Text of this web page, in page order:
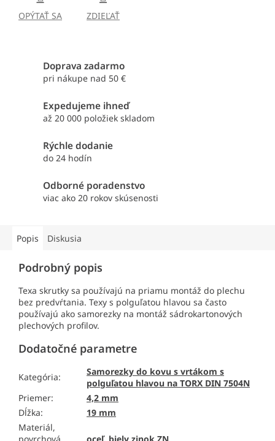
OPÝTAŤ SA ZDIEĽAŤ
Doprava zadarmo
pri nákupe nad 50 €
Expedujeme ihneď
až 20 000 položiek skladom
Rýchle dodanie
do 24 hodín
Odborné poradenstvo
viac ako 20 rokov skúsenosti
Popis Diskusia
Podrobný popis
Texa skrutky sa používajú na priamu montáž do plechu
bez predvŕtania. Texy s polguľatou hlavou sa často
používajú ako samorezky na montáž sádrokartonových
plechových profilov.
Dodatočné parametre
Kategória:
Samorezky do kovu s vrtákom s
polguľatou hlavou na TORX DIN 7504N
Priemer:
4,2 mm
Dĺžka:
19 mm
Materiál,